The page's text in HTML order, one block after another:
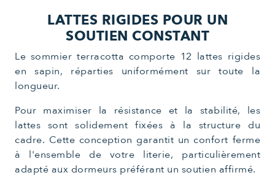
LATTES RIGIDES POUR UN
SOUTIEN CONSTANT
Le sommier terracotta comporte 12 lattes rigides
en sapin, réparties uniformément sur toute la
longueur.
Pour maximiser la résistance et la stabilité, les
lattes sont solidement fixées à la structure du
cadre. Cette conception garantit un confort ferme
à l'ensemble de votre literie, particulièrement
adapté aux dormeurs préférant un soutien affirmé.